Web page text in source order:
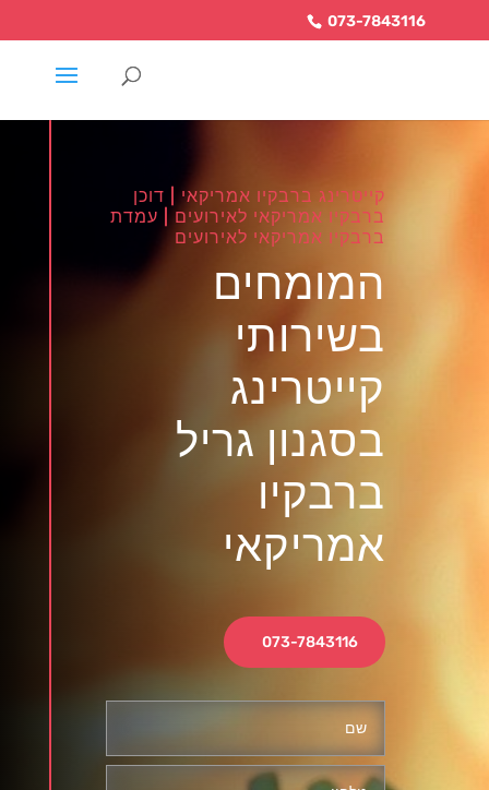
073-7843116
קייטרינג ברבקיו אמריקאי | דוכן
ברבקיו אמריקאי לאירועים | עמדת
ברבקיו אמריקאי לאירועים
המומחים
בשירותי
קייטרינג
בסגנון גריל
ברבקיו
אמריקאי
073-7843116